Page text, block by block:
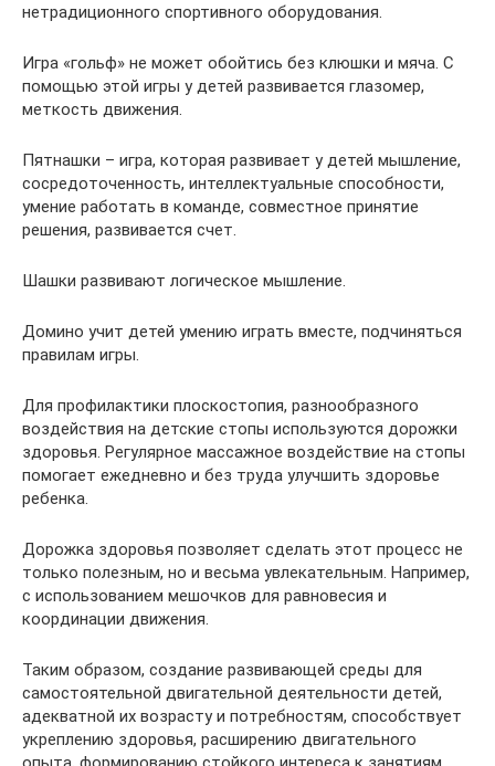
нетрадиционного спортивного оборудования.
Игра «гольф» не может обойтись без клюшки и мяча. С
помощью этой игры у детей развивается глазомер,
меткость движения.
Пятнашки – игра, которая развивает у детей мышление,
сосредоточенность, интеллектуальные способности,
умение работать в команде, совместное принятие
решения, развивается счет.
Шашки развивают логическое мышление.
Домино учит детей умению играть вместе, подчиняться
правилам игры.
Для профилактики плоскостопия, разнообразного
воздействия на детские стопы используются дорожки
здоровья. Регулярное массажное воздействие на стопы
помогает ежедневно и без труда улучшить здоровье
ребенка.
Дорожка здоровья позволяет сделать этот процесс не
только полезным, но и весьма увлекательным. Например,
с использованием мешочков для равновесия и
координации движения.
Таким образом, создание развивающей среды для
самостоятельной двигательной деятельности детей,
адекватной их возрасту и потребностям, способствует
укреплению здоровья, расширению двигательного